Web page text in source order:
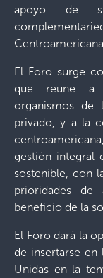
apoyo de
El Foro surge
que reune a
organismos de
privado, y a la
gestión integral
sostenible, con
prioridades
beneficio de la
El Foro dará la
de insertarse en
Unidas en la